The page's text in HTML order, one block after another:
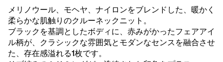
メリノウール、モヘヤ、ナイロンをブレンドした、暖かく
柔らかな肌触りのクルーネックニット。
ブラックを基調としたボディに、赤みがかったフェアアイ
ル柄が、クラシックな雰囲気とモダンなセンスを融合させ
た、存在感溢れる1枚です。